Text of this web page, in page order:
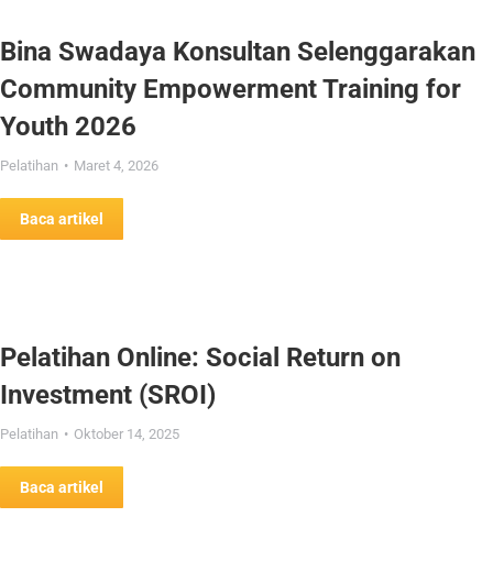
Bina Swadaya Konsultan Selenggarakan
Community Empowerment Training for
Youth 2026
Pelatihan Maret 4, 2026
Baca artikel
Pelatihan Online: Social Return on
Investment (SROI)
Pelatihan Oktober 14, 2025
Baca artikel